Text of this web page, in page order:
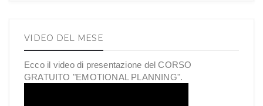
VIDEO DEL MESE
Ecco il video di presentazione del CORSO
GRATUITO "EMOTIONAL PLANNING".